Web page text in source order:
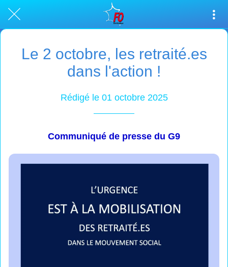
Le 2 octobre, les retraité.es
dans l'action !
Rédigé le 01 octobre 2025
Communiqué de presse du G9